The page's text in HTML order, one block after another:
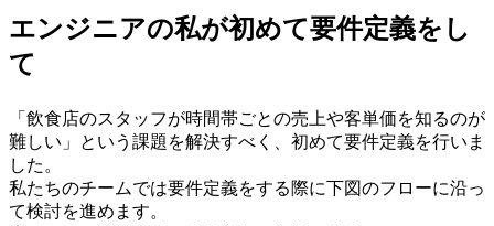
エンジニアの私が初めて要件定義をし
て
「飲食店のスタッフが時間帯ごとの売上や客単価を知るのが
難しい」という課題を解決すべく、初めて要件定義を行いま
した。
私たちのチームでは要件定義をする際に下図のフローに沿っ
て検討を進めます。